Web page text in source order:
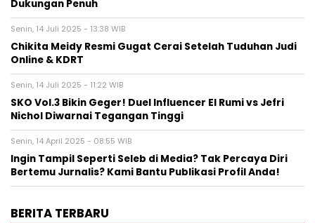
Dukungan Penuh
Senin, 14 Juli 2025 - 13:38 WIB
Chikita Meidy Resmi Gugat Cerai Setelah Tuduhan Judi
Online & KDRT
Senin, 14 Juli 2025 - 11:22 WIB
SKO Vol.3 Bikin Geger! Duel Influencer El Rumi vs Jefri
Nichol Diwarnai Tegangan Tinggi
Senin, 14 April 2025 - 08:55 WIB
Ingin Tampil Seperti Seleb di Media? Tak Percaya Diri
Bertemu Jurnalis? Kami Bantu Publikasi Profil Anda!
BERITA TERBARU